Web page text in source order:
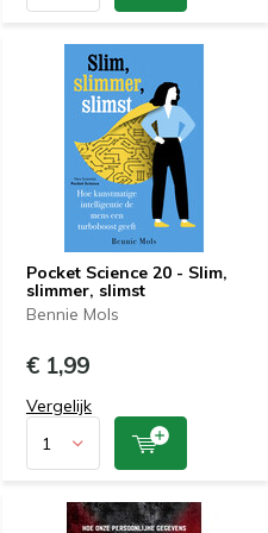
Pocket Science 20 - Slim,
slimmer, slimst
Bennie Mols
€ 1,99
Vergelijk